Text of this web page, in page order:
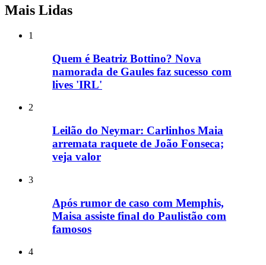
Mais Lidas
1
Quem é Beatriz Bottino? Nova
namorada de Gaules faz sucesso com
lives 'IRL'
2
Leilão do Neymar: Carlinhos Maia
arremata raquete de João Fonseca;
veja valor
3
Após rumor de caso com Memphis,
Maisa assiste final do Paulistão com
famosos
4